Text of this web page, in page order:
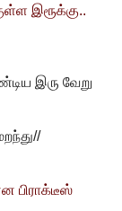
இரூக்கு..
இரு வேறு
பிராக்டீஸ்